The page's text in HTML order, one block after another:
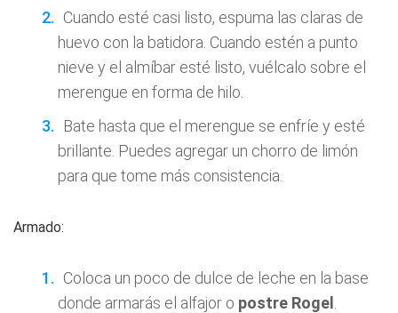
Cuando esté casi listo, espuma las claras de
huevo con la batidora. Cuando estén a punto
nieve y el almíbar esté listo, vuélcalo sobre el
merengue en forma de hilo.
Bate hasta que el merengue se enfríe y esté
brillante. Puedes agregar un chorro de limón
para que tome más consistencia.
Armado:
Coloca un poco de dulce de leche en la base
donde armarás el alfajor o postre Rogel